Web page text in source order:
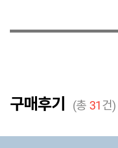
구매후기 (총 31 건)